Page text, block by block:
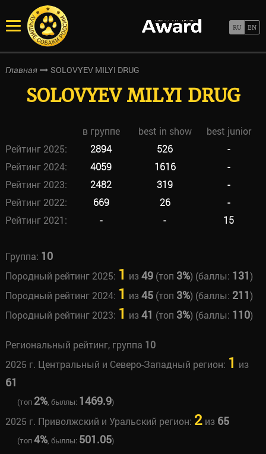
Главная SOLOVYEV MILYI DRUG
SOLOVYEV MILYI DRUG
в группе best in show
best junior
Рейтинг 2025:
2894 526
-
Рейтинг 2024:
4059 1616
-
Рейтинг 2023:
2482 319
-
Рейтинг 2022:
669 26
-
Рейтинг 2021:
- - 15
Группа: 10
Породный рейтинг 2025: 1 из49(топ 3%) (баллы: 131)
Породный рейтинг 2024: 1 из45(топ 3%) (баллы: 211)
Породный рейтинг 2023: 1 из41 (топ 3%) (баллы: 110)
Региональный рейтинг, группа 10
2025 г. Центральный и Северо-Западный регион: 1 из
61
(топ 2%, быллы: 1469.9)
2025 г. Приволжский и Уральский регион: 2из 65
(топ4%, быллы: 501.05)